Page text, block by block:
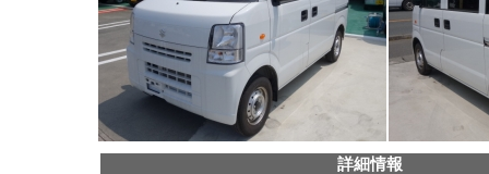
詳細情報